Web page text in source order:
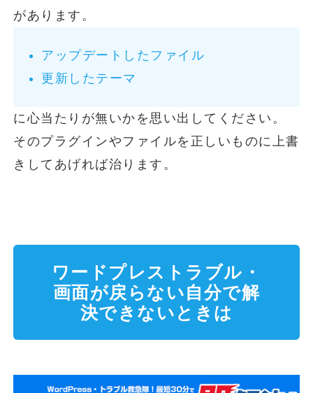
があります。
アップデートしたファイル
更新したテーマ
に心当たりが無いかを思い出してください。
そのプラグインやファイルを正しいものに上書
きしてあげれば治ります。
ワードプレストラブル・
画面が戻らない自分で解
決できないときは